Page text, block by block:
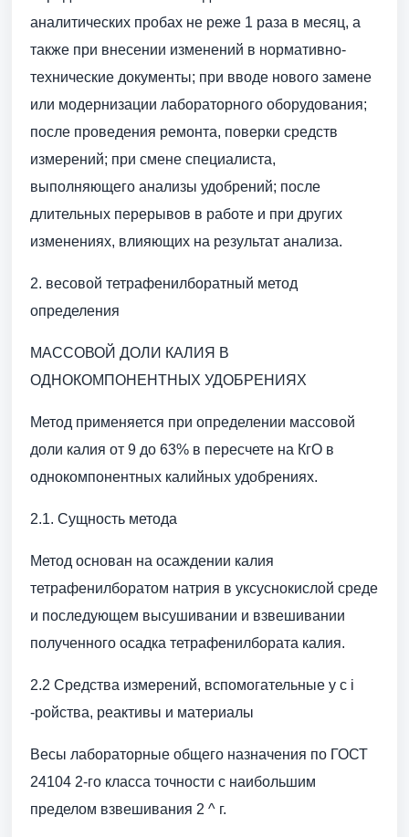
аналитических пробах не реже 1 раза в месяц, а
также при внесении изменений в нормативно-
технические документы; при вводе нового замене
или модернизации лабораторного оборудования;
после проведения ремонта, поверки средств
измерений; при смене специалиста,
выполняющего анализы удобрений; после
длительных перерывов в работе и при других
изменениях, влияющих на результат анализа.
2. весовой тетрафенилборатный метод
определения
МАССОВОЙ ДОЛИ КАЛИЯ В
ОДНОКОМПОНЕНТНЫХ УДОБРЕНИЯХ
Метод применяется при определении массовой
доли калия от 9 до 63% в пересчете на КгО в
однокомпонентных калийных удобрениях.
2.1. Сущность метода
Метод основан на осаждении калия
тетрафенилборатом натрия в уксуснокислой среде
и последующем высушивании и взвешивании
полученного осадка тетрафенилбората калия.
2.2 Средства измерений, вспомогательные у с i
-ройства, реактивы и материалы
Весы лабораторные общего назначения по ГОСТ
24104 2-го класса точности с наибольшим
пределом взвешивания 2 ^ г.